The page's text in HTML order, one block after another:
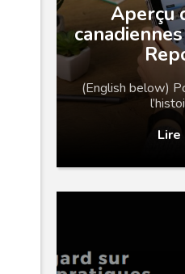
Aperçu
(English below)